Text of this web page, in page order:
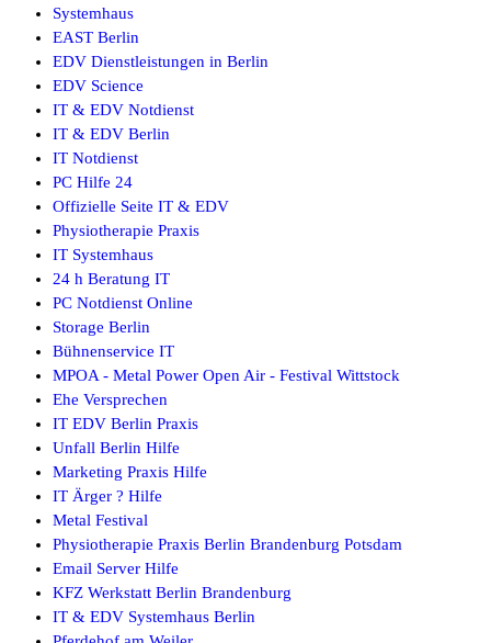
Systemhaus
EAST Berlin
EDV Dienstleistungen in Berlin
EDV Science
IT & EDV Notdienst
IT & EDV Berlin
IT Notdienst
PC Hilfe 24
Offizielle Seite IT & EDV
Physiotherapie Praxis
IT Systemhaus
24 h Beratung IT
PC Notdienst Online
Storage Berlin
Bühnenservice IT
MPOA - Metal Power Open Air - Festival Wittstock
Ehe Versprechen
IT EDV Berlin Praxis
Unfall Berlin Hilfe
Marketing Praxis Hilfe
IT Ärger ? Hilfe
Metal Festival
Physiotherapie Praxis Berlin Brandenburg Potsdam
Email Server Hilfe
KFZ Werkstatt Berlin Brandenburg
IT & EDV Systemhaus Berlin